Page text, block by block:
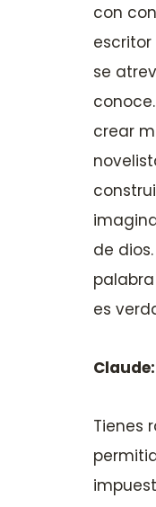
con
se
crear
de
es
Claude:
Tienes